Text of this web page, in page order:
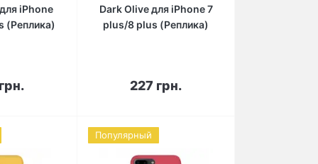
iPhone
(Реплика)
Dark Olive для iPhone 7
plus/8 plus (Реплика)
227 грн.
В корзину
Популярный